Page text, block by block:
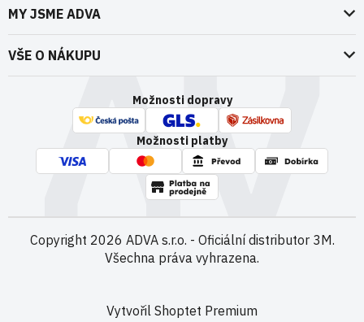
MY JSME ADVA
O nás
Naše dokumenty
Nedržíme se zbytečně při zemi
Kontakty
VŠE O NÁKUPU
VOP pro spotřebitele - fyzické osoby
VOP pro nakupující podnikatele
VOP Letectví / GT&C Aerospace
Kamenná prodejna
Možnosti dopravy
Možnosti platby
Vytvořil Shoptet Premium
Copyright 2026 ADVA s.r.o. - Oficiální distributor 3M.
Všechna práva vyhrazena.